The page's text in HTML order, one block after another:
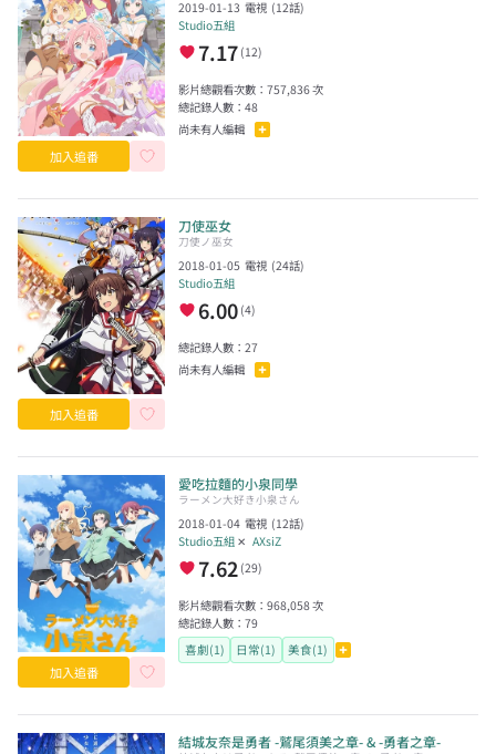
加入追番
2019-01-13 電視 (12話)
Studio五組
7.17 (12)
影片總觀看次數：757,836次
總記錄人數：48
尚未有人編輯
加入追番
刀使巫女
刀使ノ巫女
2018-01-05 電視 (24話)
Studio五組
6.00 (4)
總記錄人數：27
尚未有人編輯
加入追番
愛吃拉麵的小泉同學
ラーメン大好き小泉さん
2018-01-04 電視 (12話)
Studio五組 ✕ AXsiZ
7.62 (29)
影片總觀看次數：968,058次
總記錄人數：79
喜劇(1)
日常(1) 美食(1)
結城友奈是勇者 -鷲尾須美之章- & -勇者之章-